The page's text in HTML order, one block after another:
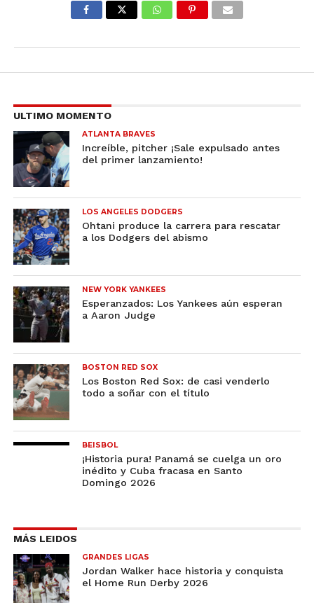
ULTIMO MOMENTO
ATLANTA BRAVES
Increíble, pitcher ¡Sale expulsado antes
del primer lanzamiento!
LOS ANGELES DODGERS
Ohtani produce la carrera para rescatar
a los Dodgers del abismo
NEW YORK YANKEES
Esperanzados: Los Yankees aún esperan
a Aaron Judge
BOSTON RED SOX
Los Boston Red Sox: de casi venderlo
todo a soñar con el título
BEISBOL
¡Historia pura! Panamá se cuelga un oro
inédito y Cuba fracasa en Santo
Domingo 2026
MÁS LEIDOS
GRANDES LIGAS
Jordan Walker hace historia y conquista
el Home Run Derby 2026